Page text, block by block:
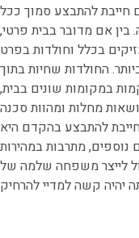
חייבת להתבצע סמוך ככל
אם מדובר בבית פרטי,
בכלל וחולדות בפרט
החולדות שחיות בתוך
במקומות שונים בבית,
מחלות ומהוות סכנה
להתבצע בהקדם היא
מתרבות במהירות
לייצר משפחה שלמה של